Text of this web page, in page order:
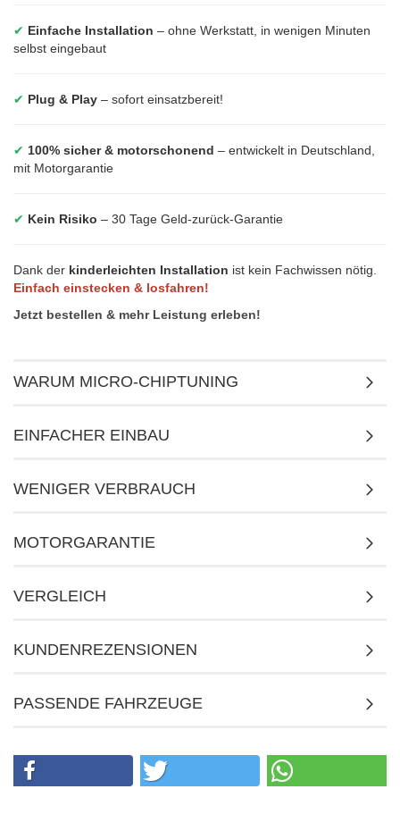
✔ Einfache Installation – ohne Werkstatt, in wenigen Minuten
selbst eingebaut
✔ Plug & Play – sofort einsatzbereit!
✔ 100% sicher & motorschonend – entwickelt in Deutschland,
mit Motorgarantie
✔ Kein Risiko – 30 Tage Geld-zurück-Garantie
Dank der kinderleichten Installation ist kein Fachwissen nötig.
Einfach einstecken & losfahren!
Jetzt bestellen & mehr Leistung erleben!
WARUM MICRO-CHIPTUNING
EINFACHER EINBAU
WENIGER VERBRAUCH
MOTORGARANTIE
VERGLEICH
KUNDENREZENSIONEN
PASSENDE FAHRZEUGE